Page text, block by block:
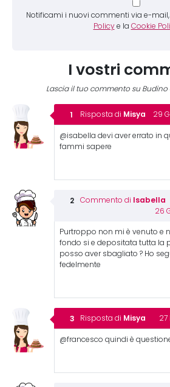
Notificami i nuovi commenti via e-
Policy e la Cookie
I vostri
Lascia il tuo commento su
Risposta di Misya 29
@isabella devi aver errato in
fammi sapere
Commento di Isabella
26
Purtroppo non mi è venuto e
fondo si e depositata tutta la
posso aver sbagliato ? Ho
fedelmente
Risposta di Misya 27
@francesco quindi è